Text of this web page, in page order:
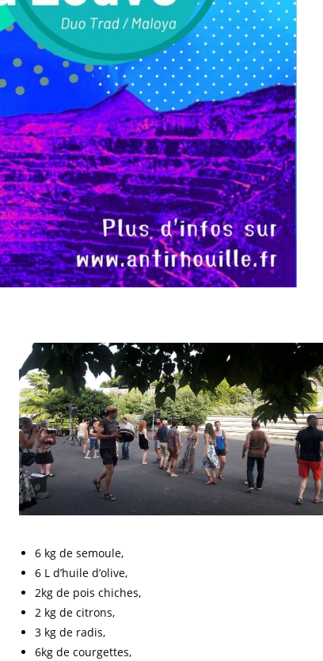
6 kg de semoule,
6 L d’huile d’olive,
2kg de pois chiches,
2 kg de citrons,
3 kg de radis,
6kg de courgettes,